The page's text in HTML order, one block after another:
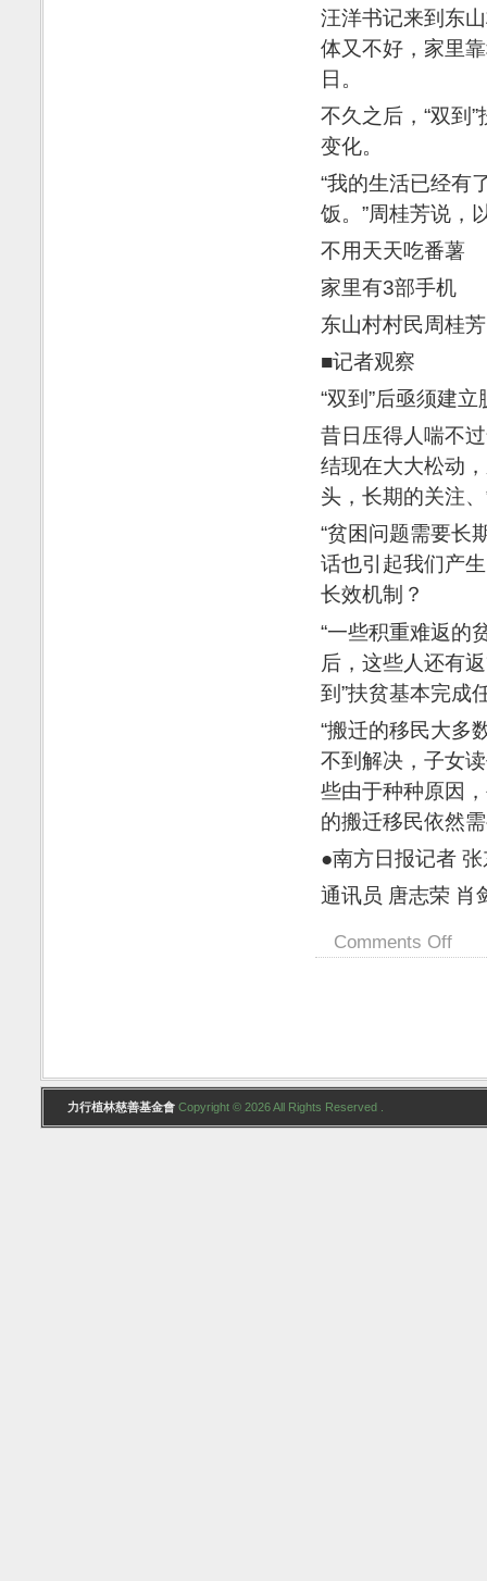
汪洋书记来到东
体又不好，家里
日。
不久之后，“双到
变化。
“我的生活已经有
饭。”周桂芳说，
不用天天吃番薯
家里有3部手机
东山村村民周桂
■记者观察
“双到”后亟须建
昔日压得人喘不
结现在大大松动
头，长期的关注
“贫困问题需要长
话也引起我们产
长效机制？
“一些积重难返的
后，这些人还有
到”扶贫基本完成
“搬迁的移民大多
不到解决，子女
些由于种种原因
的搬迁移民依然
●南方日报记者
通讯员 唐志荣 肖
Comments Off
力行植林慈善基金會 Copyright © 2026 All Rights Reserved .